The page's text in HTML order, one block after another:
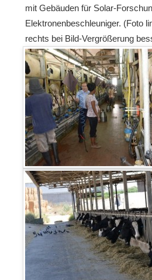
mit Gebäuden für Solar-
Elektronenbeschleuniger. (Foto
rechts bei Bild-Vergrößerung